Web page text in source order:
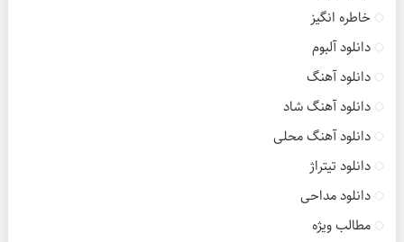
خاطره انگیز
دانلود آلبوم
دانلود آهنگ
دانلود آهنگ شاد
دانلود آهنگ محلی
دانلود تیتراژ
دانلود مداحی
مطالب ویژه